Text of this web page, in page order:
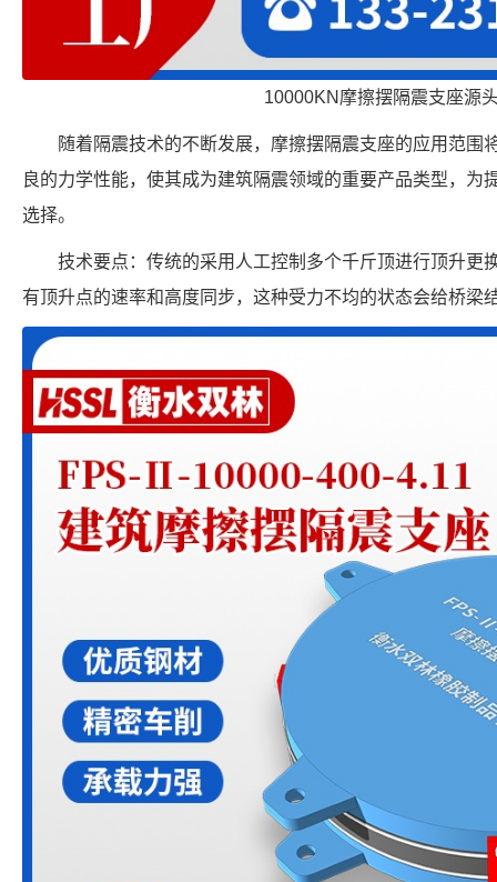
10000KN摩擦摆隔震支座源
随着隔震技术的不断发展，摩擦摆隔震支座的应用范围
良的力学性能，使其成为建筑隔震领域的重要产品类型，为
选择。
技术要点：传统的采用人工控制多个千斤顶进行顶升更
有顶升点的速率和高度同步，这种受力不均的状态会给桥梁